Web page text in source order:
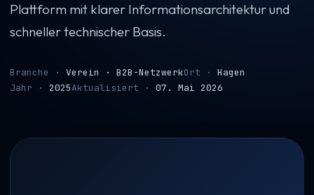
Plattform mit klarer Informationsarchitektur und
schneller technischer Basis.
Branche · Verein · B2B-NetzwerkOrt · Hagen
Jahr · 2025Aktualisiert · 07. Mai 2026